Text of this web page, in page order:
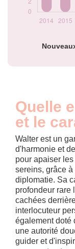
Quelle
et le
Walter est un
d'harmonie et
pour apaiser
sereins, grâce
diplomatie. Sa
profondeur rare
cachées
interlocuteur
également doté
une autorité
guider et